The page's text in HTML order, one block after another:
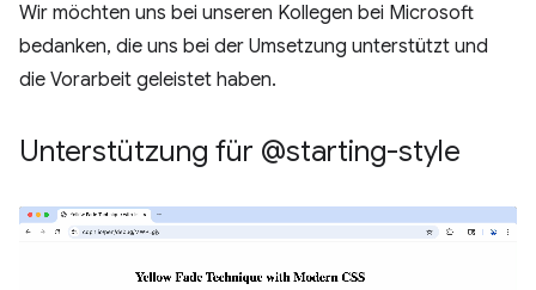
Wir möchten uns bei unseren Kollegen bei Microsoft
bedanken, die uns bei der Umsetzung unterstützt und
die Vorarbeit geleistet haben.
Unterstützung für @starting-style